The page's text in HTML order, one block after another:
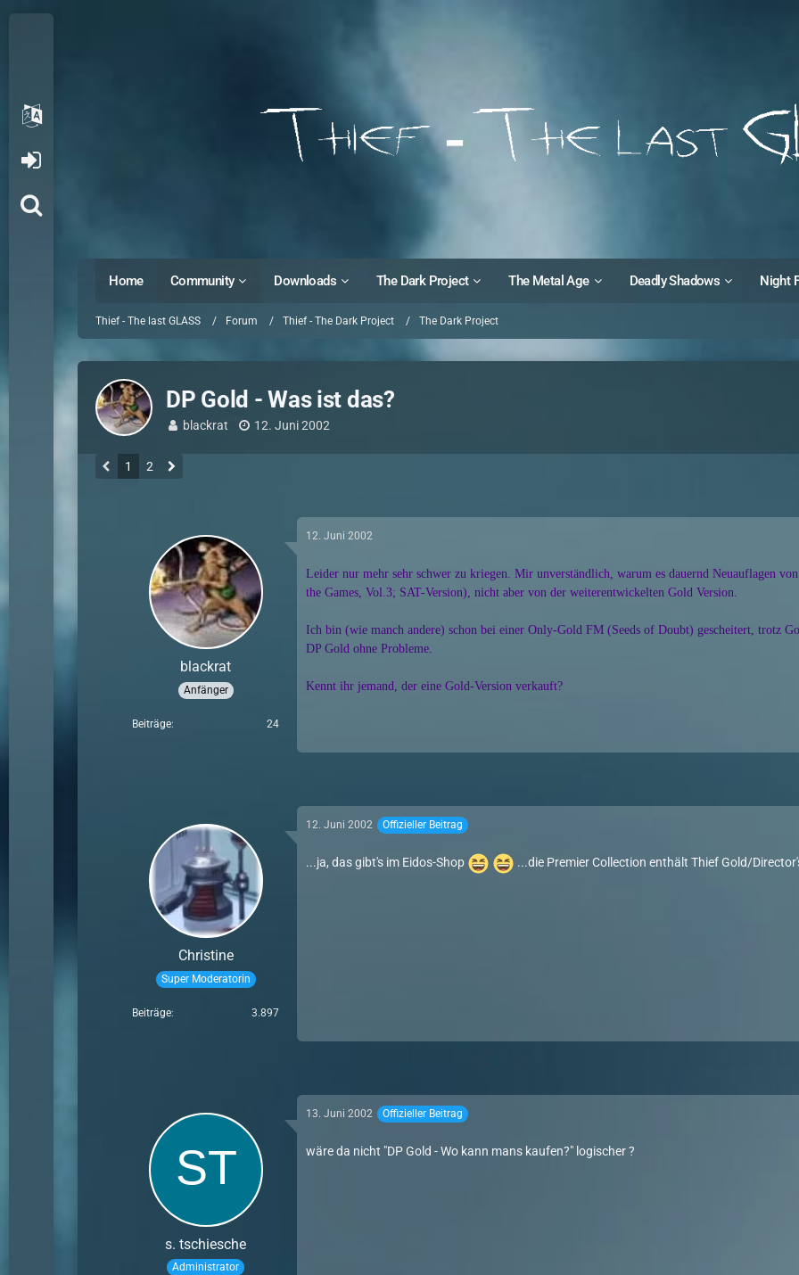
Home Community Downloads The Dark Project The Metal Age Deadly Shadows Night
Thief - The last GLASS Forum Thief - The Dark Project The Dark Project
DP Gold - Was ist das?
blackrat 12. Juni 2002
1 2
blackrat
Anfänger
Beiträge 24
12. Juni 2002
Leider nur mehr sehr schwer zu kriegen. Mir unverständlich, warum es dauernd Neuauflagen
the Games, Vol.3; SAT-Version), nicht aber von der weiterentwickelten Gold Version.
Ich bin (wie manch andere) schon bei einer Only-Gold FM (Seeds of Doubt) gescheitert, trotz
DP Gold ohne Probleme.
Kennt ihr jemand, der eine Gold-Version verkauft?
Christine
Super Moderatorin
Beiträge 3.897
12. Juni 2002 Offizieller Beitrag
...ja, das gibt's im Eidos-Shop ...die Premier Collection enthält Thief Gold/
s. tschiesche
Administrator
13. Juni 2002 Offizieller Beitrag
wäre da nicht "DP Gold - Wo kann mans kaufen?" logischer ?